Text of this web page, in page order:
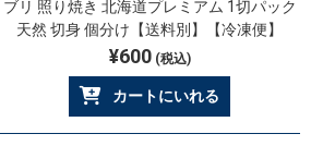
ブリ 照り焼き 北海道プレミアム 1切パック
天然 切身 個分け【送料別】【冷凍便】
¥600(税込)
カートにいれる